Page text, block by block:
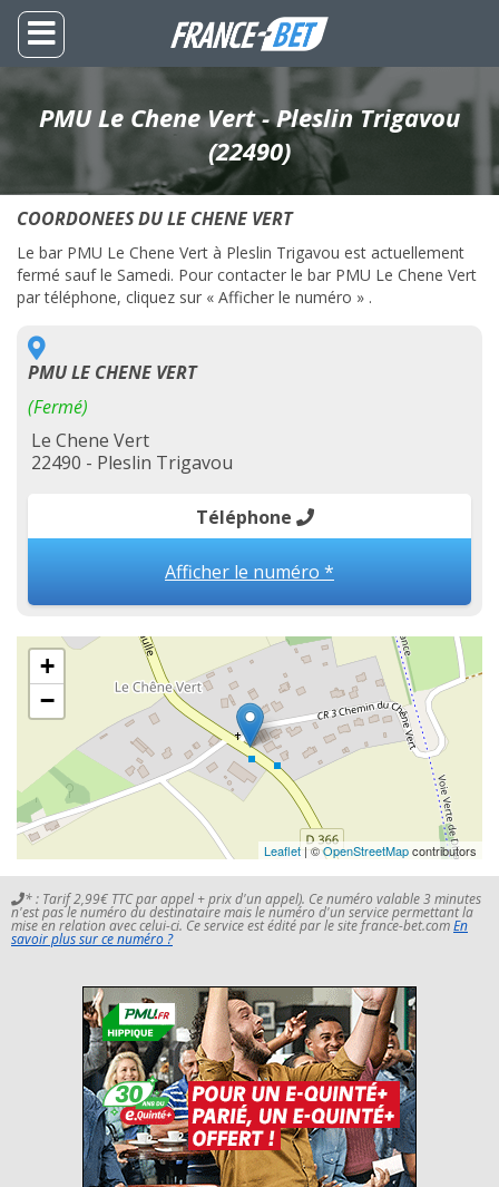
PMU Le Chene Vert - Pleslin Trigavou
(22490)
COORDONEES DU LE CHENE VERT
Le bar PMU Le Chene Vert à Pleslin Trigavou est actuellement
fermé sauf le Samedi. Pour contacter le bar PMU Le Chene Vert
par téléphone, cliquez sur « Afficher le numéro » .
PMU LE CHENE VERT
(Fermé)
Le Chene Vert
22490 - Pleslin Trigavou
Téléphone
Afficher le numéro *
+
−
Leaflet| ©OpenStreetMapcontributors
* : Tarif 2,99€ TTC par appel + prix d'un appel). Ce numéro valable 3 minutes
n'est pas le numéro du destinataire mais le numéro d'un service permettant la
mise en relation avec celui-ci. Ce service est édité par le site france-bet.comEn
savoir plus sur ce numéro ?